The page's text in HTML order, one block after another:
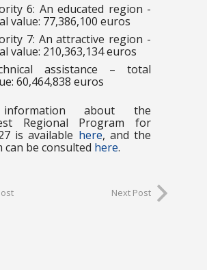
6: An educated region -
value: 77,386,100 euros
7: An attractive region -
value: 210,363,134 euros
assistance – total
60,464,838 euros
about the
Regional Program for
is available here, and the
can be consulted here.
Next Post